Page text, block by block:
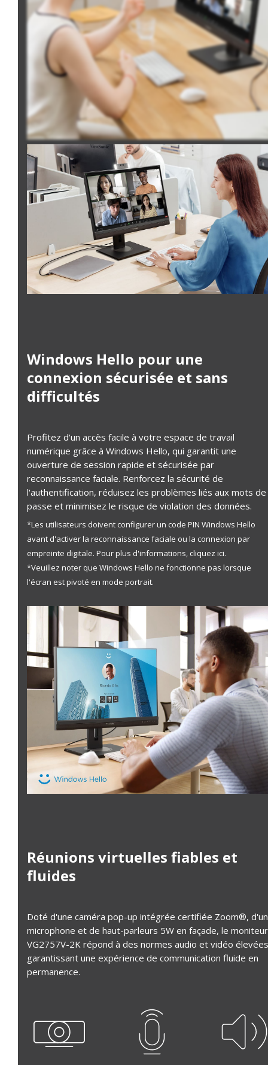
Windows Hello pour une
connexion sécurisée et sans
difficultés
Profitez d'un accès facile à votre espace de travail
numérique grâce à Windows Hello, qui garantit une
ouverture de session rapide et sécurisée par
reconnaissance faciale. Renforcez la sécurité de
l'authentification, réduisez les problèmes liés aux mots de
passe et minimisez le risque de violation des données.
*Les utilisateurs doivent configurer un code PIN Windows Hello
avant d'activer la reconnaissance faciale ou la connexion par
empreinte digitale. Pour plus d'informations, cliquez ici.
*Veuillez noter que Windows Hello ne fonctionne pas lorsque
l'écran est pivoté en mode portrait.
Réunions virtuelles fiables et
fluides
Doté d'une caméra pop-up intégrée certifiée Zoom®, d'un
microphone et de haut-parleurs 5W en façade, le moniteur
VG2757V-2K répond à des normes audio et vidéo
garantissant une expérience de communication fluide en
permanence.